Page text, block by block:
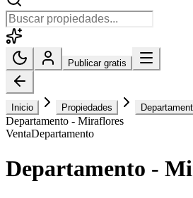
Publicar gratis
Inicio Propiedades
Departamento - Miraflores
VentaDepartamento
Departamento -